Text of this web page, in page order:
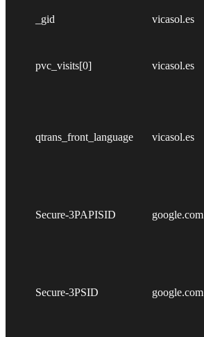
_gid vicasol.es
pvc_visits[0] vicasol.es
qtrans_front_language vicasol.es
Secure-3PAPISID google.com
Secure-3PSID google.com